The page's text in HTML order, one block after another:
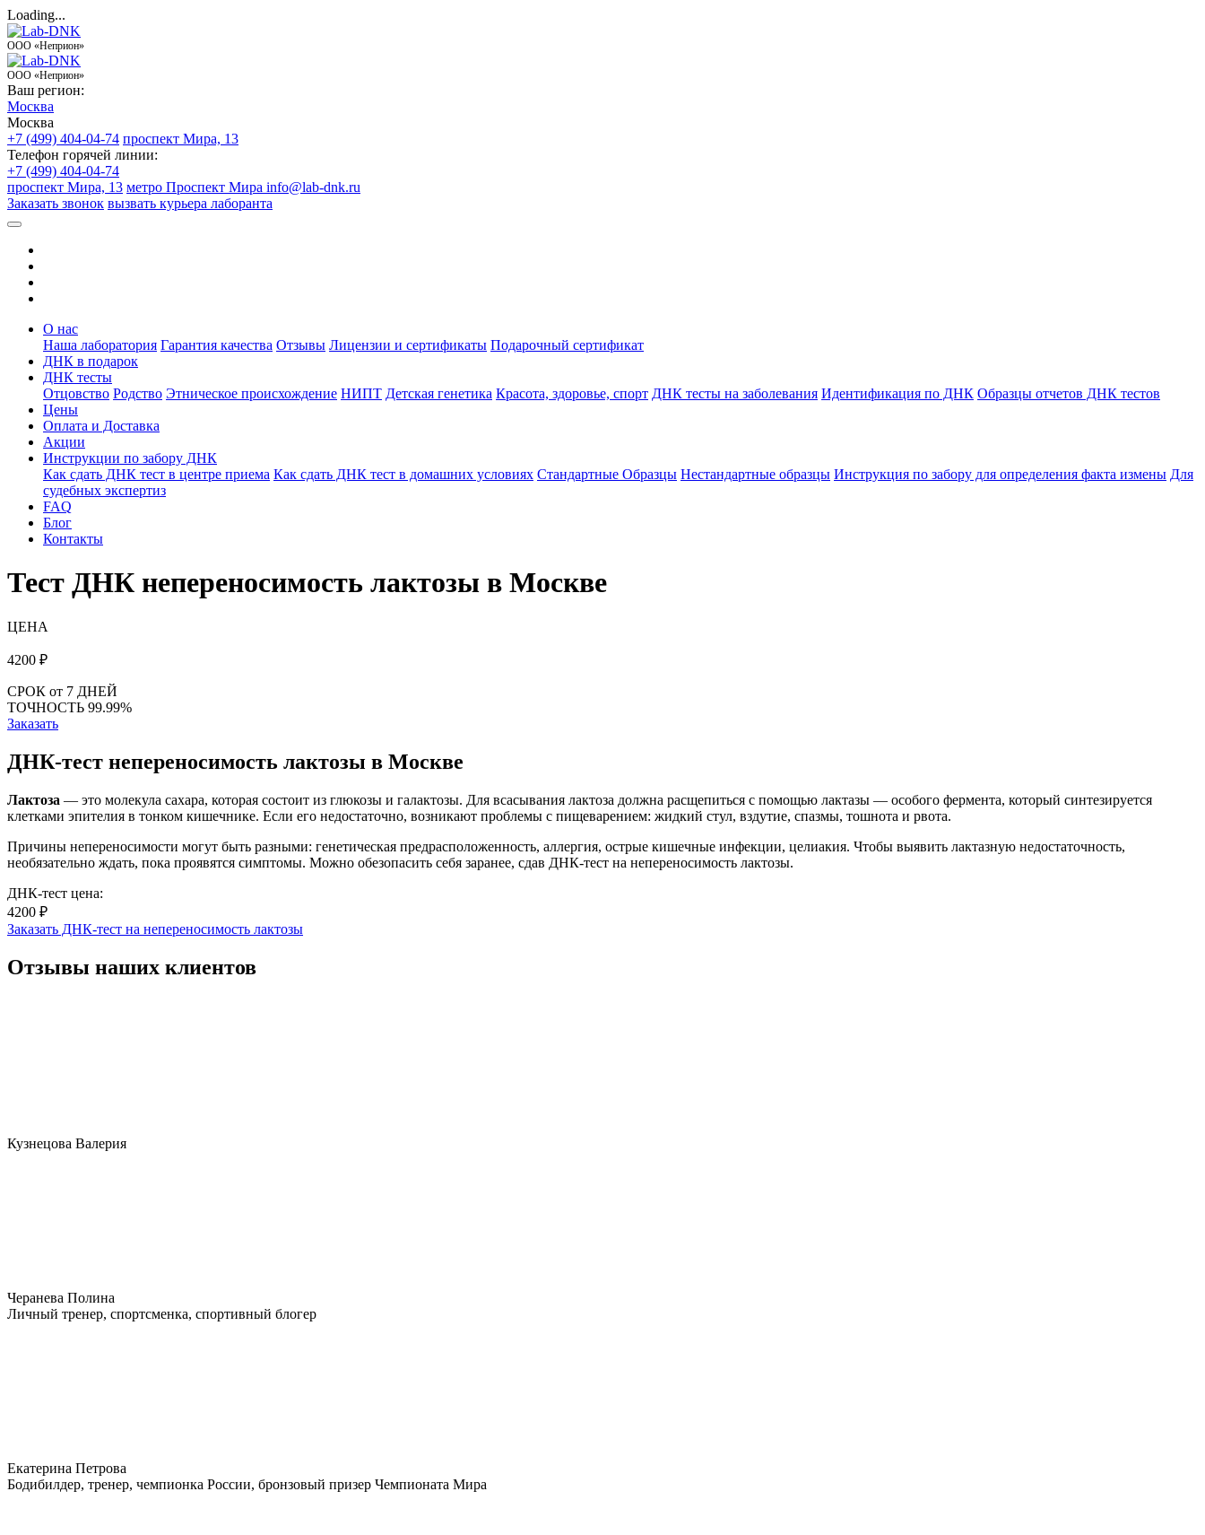
Loading...
ООО «Неприон»
ООО «Неприон»
Ваш регион:
Москва
Москва
+7 (499) 404-04-74 проспект Мира, 13
Телефон горячей линии:
+7 (499) 404-04-74
проспект Мира, 13 метро Проспект Мира info@lab-dnk.ru
Заказать звонок вызвать курьера лаборанта
О нас
Наша лаборатория Гарантия качества Отзывы Лицензии и сертификаты Подарочный сертификат
ДНК в подарок
ДНК тесты
Отцовство Родство Этническое происхождение НИПТ Детская генетика Красота, здоровье, спорт ДНК тесты на заболевания Идентификация по ДНК Образцы отчетов ДНК тестов
Цены
Оплата и Доставка
Акции
Инструкции по забору ДНК
Как сдать ДНК тест в центре приема Как сдать ДНК тест в домашних условиях Стандартные Образцы Нестандартные образцы Инструкция по забору для определения факта измены Для
судебных экспертиз
FAQ
Блог
Контакты
Тест ДНК непереносимость лактозы в Москве
ЦЕНА
4200 ₽
СРОК от 7 ДНЕЙ
ТОЧНОСТЬ 99.99%
Заказать
ДНК-тест непереносимость лактозы в Москве
Лактоза — это молекула сахара, которая состоит из глюкозы и галактозы. Для всасывания лактоза должна расщепиться с помощью лактазы — особого фермента, который синтезируется
клетками эпителия в тонком кишечнике. Если его недостаточно, возникают проблемы с пищеварением: жидкий стул, вздутие, спазмы, тошнота и рвота.
Причины непереносимости могут быть разными: генетическая предрасположенность, аллергия, острые кишечные инфекции, целиакия. Чтобы выявить лактазную недостаточность,
необязательно ждать, пока проявятся симптомы. Можно обезопасить себя заранее, сдав ДНК-тест на непереносимость лактозы.
ДНК-тест цена:
4200 ₽
Заказать ДНК-тест на непереносимость лактозы
Отзывы наших клиентов
Кузнецова Валерия
Черанева Полина
Личный тренер, спортсменка, спортивный блогер
Екатерина Петрова
Бодибилдер, тренер, чемпионка России, бронзовый призер Чемпионата Мира